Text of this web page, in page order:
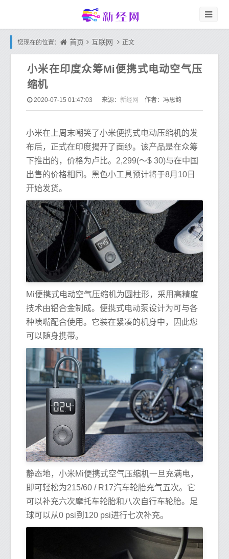
您现在的位置： 首页 互联网 正文
小米在印度众筹Mi便携式电动空气压
缩机
2020-07-15 01:47:03 来源： 新经网 作者：冯思韵
小米在上周末嘲笑了小米便携式电动压缩机的发
布后，正式在印度揭开了面纱。该产品是在众筹
下推出的，价格为卢比。2,299(〜$ 30)与在中国
出售的价格相同。黑色小工具预计将于8月10日
开始发货。
Mi便携式电动空气压缩机为圆柱形，采用高精度
技术由铝合金制成。便携式电动泵设计为可与各
种喷嘴配合使用。它装在紧凑的机身中，因此您
可以随身携带。
静态地，小米Mi便携式空气压缩机一旦充满电，
即可轻松为215/60 / R17汽车轮胎充气五次。它
可以补充六次摩托车轮胎和八次自行车轮胎。足
球可以从0 psi到120 psi进行七次补充。